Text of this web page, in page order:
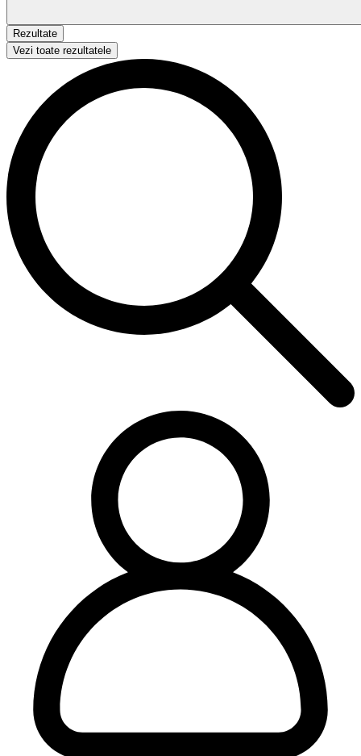
Rezultate
Vezi toate rezultatele